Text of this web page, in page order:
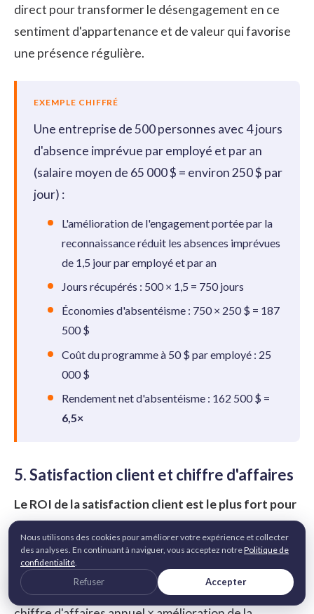
direct pour transformer le désengagement en ce
sentiment d'appartenance et de valeur qui favorise
une présence régulière.
EXEMPLE CHIFFRÉ
Une entreprise de 500 personnes avec 4 jours
d'absence imprévue par employé et par an
(salaire moyen de 65 000 $ = environ 250 $ par
jour) :
L'amélioration de l'engagement portée par la
reconnaissance réduit les absences imprévues
de 1,5 jour par employé et par an
Jours récupérés : 500 × 1,5 = 750 jours
Économies d'absentéisme : 750 × 250 $ = 187
500 $
Coût du programme à 50 $ par employé : 25
000 $
Rendement net d'absentéisme : 162 500 $ =
6,5×
5. Satisfaction client et chiffre d'affaires
Le ROI de la satisfaction client est le plus fort pour
les organisations en contact avec la clientèle et
s'appuie sur l'un des jeux de données les plus directs
de la littérature sur la reconnaissance.
Formule : % de gain de satisfaction client × base de
Nous utilisons des cookies pour améliorer votre expérience et collecter
des analyses. En continuant à naviguer, vous acceptez notrePolitique de
confidentialité.
Refuser Accepter